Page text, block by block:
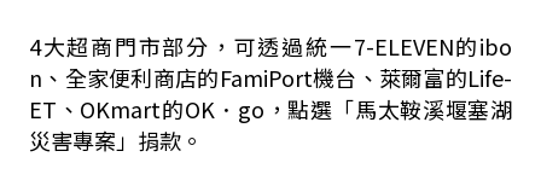
4大超商門市部分，可透過統一7-ELEVEN的ibo
n、全家便利商店的FamiPort機台、萊爾富的Life-
ET、OKmart的OK．go，點選「馬太鞍溪堰塞湖
災害專案」捐款。